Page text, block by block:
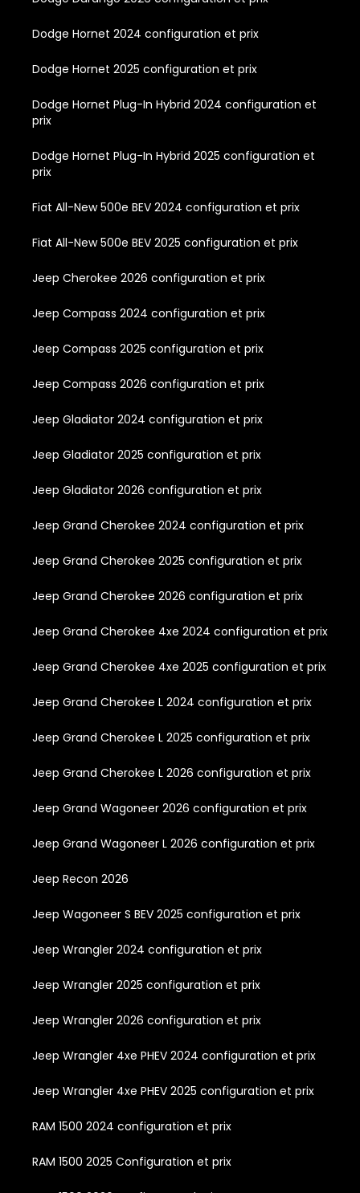
Dodge Hornet 2024 configuration et prix
Dodge Hornet 2025 configuration et prix
Dodge Hornet Plug-In Hybrid 2024 configuration et
prix
Dodge Hornet Plug-In Hybrid 2025 configuration et
prix
Fiat All-New 500e BEV 2024 configuration et prix
Fiat All-New 500e BEV 2025 configuration et prix
Jeep Cherokee 2026 configuration et prix
Jeep Compass 2024 configuration et prix
Jeep Compass 2025 configuration et prix
Jeep Compass 2026 configuration et prix
Jeep Gladiator 2024 configuration et prix
Jeep Gladiator 2025 configuration et prix
Jeep Gladiator 2026 configuration et prix
Jeep Grand Cherokee 2024 configuration et prix
Jeep Grand Cherokee 2025 configuration et prix
Jeep Grand Cherokee 2026 configuration et prix
Jeep Grand Cherokee 4xe 2024 configuration et prix
Jeep Grand Cherokee 4xe 2025 configuration et prix
Jeep Grand Cherokee L 2024 configuration et prix
Jeep Grand Cherokee L 2025 configuration et prix
Jeep Grand Cherokee L 2026 configuration et prix
Jeep Grand Wagoneer 2026 configuration et prix
Jeep Grand Wagoneer L 2026 configuration et prix
Jeep Recon 2026
Jeep Wagoneer S BEV 2025 configuration et prix
Jeep Wrangler 2024 configuration et prix
Jeep Wrangler 2025 configuration et prix
Jeep Wrangler 2026 configuration et prix
Jeep Wrangler 4xe PHEV 2024 configuration et prix
Jeep Wrangler 4xe PHEV 2025 configuration et prix
RAM 1500 2024 configuration et prix
RAM 1500 2025 Configuration et prix